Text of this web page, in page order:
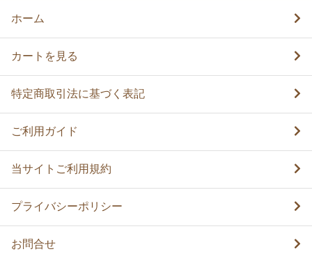
ホーム
カートを見る
特定商取引法に基づく表記
ご利用ガイド
当サイトご利用規約
プライバシーポリシー
お問合せ